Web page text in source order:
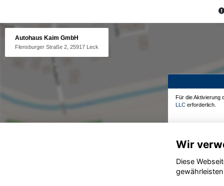
Autohaus Kaim GmbH
Flensburger Straße 2, 25917 Leck
Für die Aktivierung
LLC erforderlich.
Wir
Diese